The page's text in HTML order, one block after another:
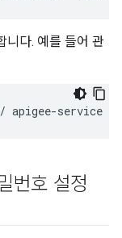
니다. 예를 들어 관
service
번호 설정